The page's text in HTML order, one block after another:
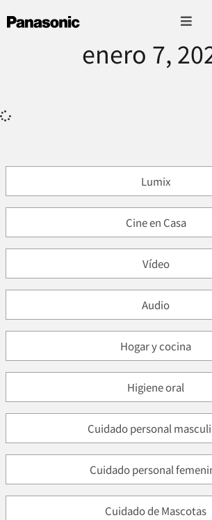
enero 7,
Lumix
Cine en Casa
Vídeo
Audio
Hogar y cocina
Higiene oral
Cuidado personal
Cuidado personal
Cuidado de Mascotas